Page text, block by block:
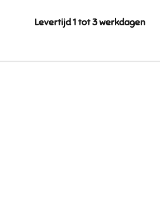
Levertijd 1 tot 3 werkdagen